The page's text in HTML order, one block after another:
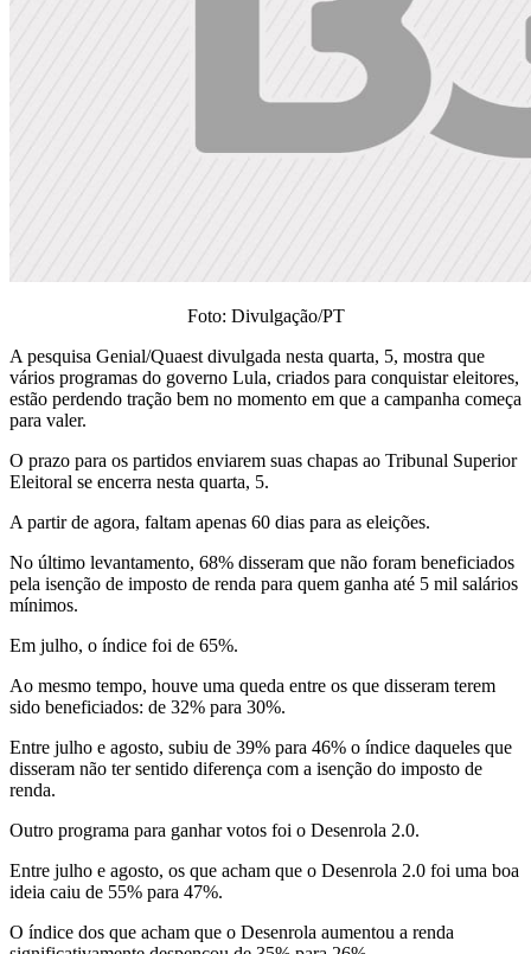
Foto: Divulgação/PT
A pesquisa Genial/Quaest divulgada nesta quarta, 5, mostra que
vários programas do governo Lula, criados para conquistar eleitores,
estão perdendo tração bem no momento em que a campanha começa
para valer.
O prazo para os partidos enviarem suas chapas ao Tribunal Superior
Eleitoral se encerra nesta quarta, 5.
A partir de agora, faltam apenas 60 dias para as eleições.
No último levantamento, 68% disseram que não foram beneficiados
pela isenção de imposto de renda para quem ganha até 5 mil salários
mínimos.
Em julho, o índice foi de 65%.
Ao mesmo tempo, houve uma queda entre os que disseram terem
sido beneficiados: de 32% para 30%.
Entre julho e agosto, subiu de 39% para 46% o índice daqueles que
disseram não ter sentido diferença com a isenção do imposto de
renda.
Outro programa para ganhar votos foi o Desenrola 2.0.
Entre julho e agosto, os que acham que o Desenrola 2.0 foi uma boa
ideia caiu de 55% para 47%.
O índice dos que acham que o Desenrola aumentou a renda